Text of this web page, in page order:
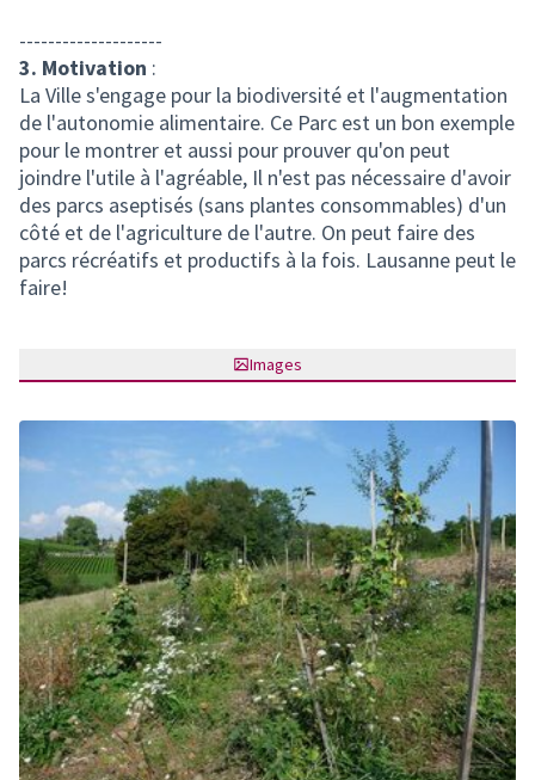
--------------------
3. Motivation :
La Ville s'engage pour la biodiversité et l'augmentation
de l'autonomie alimentaire. Ce Parc est un bon exemple
pour le montrer et aussi pour prouver qu'on peut
joindre l'utile à l'agréable, Il n'est pas nécessaire d'avoir
des parcs aseptisés (sans plantes consommables) d'un
côté et de l'agriculture de l'autre. On peut faire des
parcs récréatifs et productifs à la fois. Lausanne peut le
faire!
Images